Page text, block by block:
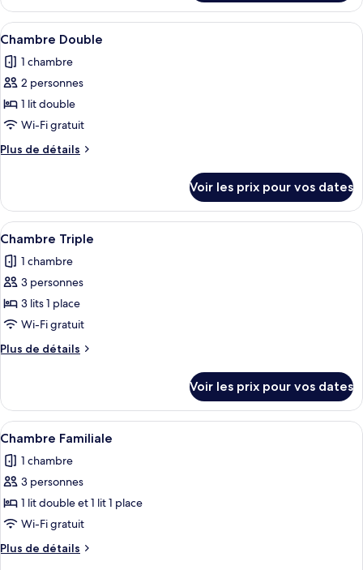
avec
lits
jumeaux
le
type
de
Chambre
avec
jumeaux
Afficher
toutes
les
photos
pour
ce
type
de
Chambre
Double
Une chambre d’hôtel avec un
8
Chambre Double
1 chambre
2 personnes
1 lit double
Wi-Fi gratuit
Plus de détails
Plus
le
type
de
Chambre
Double
Voir les prix pour vos dates
Afficher
toutes
les
photos
pour
ce
type
de
Chambre
Triple
Une chambre d’hôtel avec trois lits
6
Chambre Triple
1 chambre
3 personnes
3 lits 1 place
Wi-Fi gratuit
Plus de détails
Plus
le
type
de
Chambre
Triple
Voir les prix pour vos dates
Afficher
toutes
les
photos
pour
ce
type
de
Une chambre d’hôtel avec deux lits,
9
Chambre Familiale
1 chambre
3 personnes
1 lit double et 1 lit 1 place
Wi-Fi gratuit
Plus de détails
Plus